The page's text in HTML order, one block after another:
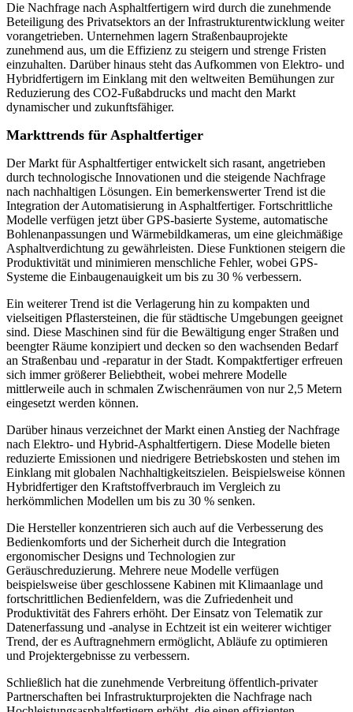
Die Nachfrage nach Asphaltfertigern wird durch die zunehmende
Beteiligung des Privatsektors an der Infrastrukturentwicklung weiter
vorangetrieben. Unternehmen lagern Straßenbauprojekte
zunehmend aus, um die Effizienz zu steigern und strenge Fristen
einzuhalten. Darüber hinaus steht das Aufkommen von Elektro- und
Hybridfertigern im Einklang mit den weltweiten Bemühungen zur
Reduzierung des CO2-Fußabdrucks und macht den Markt
dynamischer und zukunftsfähiger.
Markttrends für Asphaltfertiger
Der Markt für Asphaltfertiger entwickelt sich rasant, angetrieben
durch technologische Innovationen und die steigende Nachfrage
nach nachhaltigen Lösungen. Ein bemerkenswerter Trend ist die
Integration der Automatisierung in Asphaltfertiger. Fortschrittliche
Modelle verfügen jetzt über GPS-basierte Systeme, automatische
Bohlenanpassungen und Wärmebildkameras, um eine gleichmäßige
Asphaltverdichtung zu gewährleisten. Diese Funktionen steigern die
Produktivität und minimieren menschliche Fehler, wobei GPS-
Systeme die Einbaugenauigkeit um bis zu 30 % verbessern.
Ein weiterer Trend ist die Verlagerung hin zu kompakten und
vielseitigen Pflastersteinen, die für städtische Umgebungen geeignet
sind. Diese Maschinen sind für die Bewältigung enger Straßen und
beengter Räume konzipiert und decken so den wachsenden Bedarf
an Straßenbau und -reparatur in der Stadt. Kompaktfertiger erfreuen
sich immer größerer Beliebtheit, wobei mehrere Modelle
mittlerweile auch in schmalen Zwischenräumen von nur 2,5 Metern
eingesetzt werden können.
Darüber hinaus verzeichnet der Markt einen Anstieg der Nachfrage
nach Elektro- und Hybrid-Asphaltfertigern. Diese Modelle bieten
reduzierte Emissionen und niedrigere Betriebskosten und stehen im
Einklang mit globalen Nachhaltigkeitszielen. Beispielsweise können
Hybridfertiger den Kraftstoffverbrauch im Vergleich zu
herkömmlichen Modellen um bis zu 30 % senken.
Die Hersteller konzentrieren sich auch auf die Verbesserung des
Bedienkomforts und der Sicherheit durch die Integration
ergonomischer Designs und Technologien zur
Geräuschreduzierung. Mehrere neue Modelle verfügen
beispielsweise über geschlossene Kabinen mit Klimaanlage und
fortschrittlichen Bedienfeldern, was die Zufriedenheit und
Produktivität des Fahrers erhöht. Der Einsatz von Telematik zur
Datenerfassung und -analyse in Echtzeit ist ein weiterer wichtiger
Trend, der es Auftragnehmern ermöglicht, Abläufe zu optimieren
und Projektergebnisse zu verbessern.
Schließlich hat die zunehmende Verbreitung öffentlich-privater
Partnerschaften bei Infrastrukturprojekten die Nachfrage nach